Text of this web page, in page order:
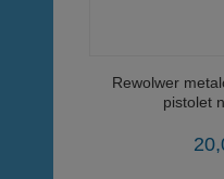
Rewolwer
pistolet